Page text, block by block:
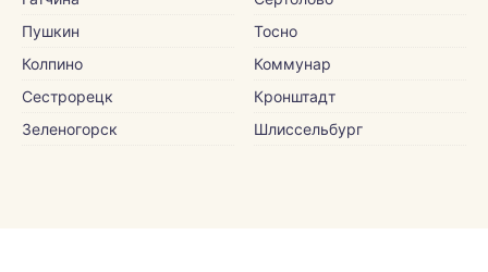
Пушкин
Колпино
Сестрорецк
Зеленогорск
Тосно
Коммунар
Кронштадт
Шлиссельбург